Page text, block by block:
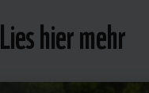
Lies hier mehr